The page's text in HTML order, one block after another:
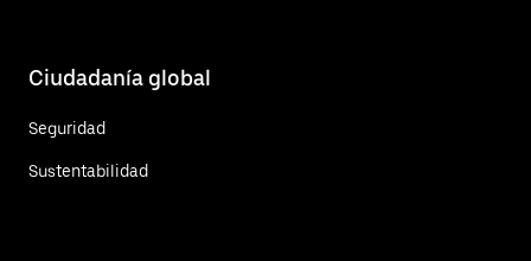
Ciudadanía global
Seguridad
Sustentabilidad